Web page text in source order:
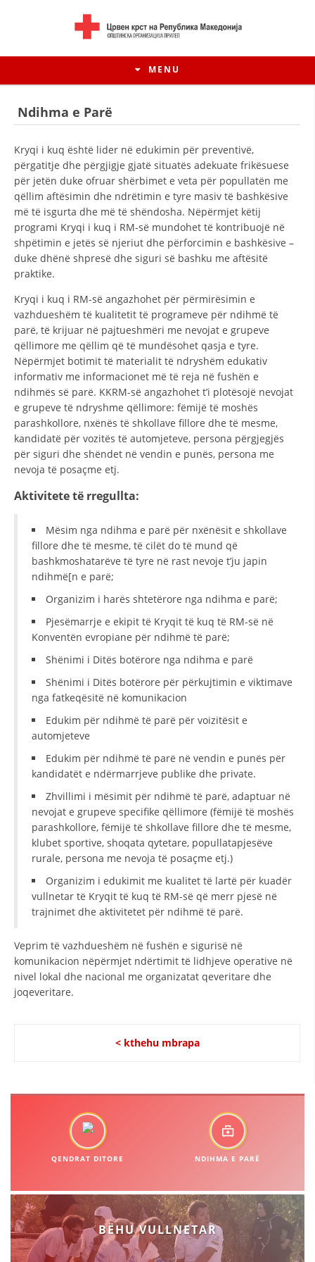
MENU
HISTORIA E LËVIZJES
STRUKTURA E ORGANIZATËS
KONTAKT INFORMACIONE
ANËTARËSIMI NË STRUKTURAT PROFESIONALE
STATUTI I KRYQIT TË KUQ
ORGANIZIMI DHE ZHVILLIMI
KUVENDI
STRUKTURA DHE STRUKTURA ORGANIZATIVE
PROMOVIMI I VLERAVE HUMANE
PËRDORIMIN DHE MBROJTJEN E STEMËS
SOCIALO-HUMANITARE
SI TË JEPNI DONACIONE
PËRGATITSHMËRI DHE VEPRIM GJATË KATASTROFAVE
EKIPE PËRGJIGJE DISASTER
STACIONIN E UJIT SHPËTIMIT – VODNO
EOK E CK
PROJEKTE
MARRDHËNJE ME PUBLIKUN
HULUMTIMI I OPINIONIT PUBLIK
PROJEKTE
KUSH JEMI NE
Ndihma e Parë
Kryqi i kuq është lider në edukimin për preventivë,
përgatitje dhe përgjigje gjatë situatës adekuate frikësuese
për jetën duke ofruar shërbimet e veta për popullatën me
qëllim aftësimin dhe ndrëtimin e tyre masiv të bashkësive
më të isgurta dhe më të shëndosha. Nëpërmjet këtij
programi Kryqi i kuq i RM-së mundohet të kontribuojë në
shpëtimin e jetës së njeriut dhe përforcimin e bashkësive –
duke dhënë shpresë dhe siguri së bashku me aftësitë
praktike.
Kryqi i kuq i RM-së angazhohet për përmirësimin e
vazhdueshëm të kualitetit të programeve për ndihmë të
parë, të krijuar në pajtueshmëri me nevojat e grupeve
qëllimore me qëllim që të mundësohet qasja e tyre.
Nëpërmjet botimit të materialit të ndryshëm edukativ
informativ me informacionet më të reja në fushën e
ndihmës së parë. KKRM-së angazhohet t’i plotësojë nevojat
e grupeve të ndryshme qëllimore: fëmijë të moshës
parashkollore, nxënës të shkollave fillore dhe të mesme,
kandidatë për vozitës të automjeteve, persona përgjegjës
për siguri dhe shëndet në vendin e punës, persona me
nevoja të posaçme etj.
Aktivitete të rregullta:
Mësim nga ndihma e parë për nxënësit e shkollave
fillore dhe të mesme, të cilët do të mund që
bashkmoshatarëve të tyre në rast nevoje t’ju japin
ndihmë[n e parë;
Organizim i harës shtetërore nga ndihma e parë;
Pjesëmarrje e ekipit të Kryqit të kuq të RM-së në
Konventën evropiane për ndihmë të parë;
Shënimi i Ditës botërore nga ndihma e parë
Shënimi i Ditës botërore për përkujtimin e viktimave
nga fatkeqësitë në komunikacion
Edukim për ndihmë të parë për voizitësit e
automjeteve
Edukim për ndihmë të parë në vendin e punës për
kandidatët e ndërmarrjeve publike dhe private.
Zhvillimi i mësimit për ndihmë të parë, adaptuar në
nevojat e grupeve specifike qëllimore (fëmijë të moshës
parashkollore, fëmijë të shkollave fillore dhe të mesme,
klubet sportive, shoqata qytetare, popullatapjesëve
rurale, persona me nevoja të posaçme etj.)
Organizim i edukimit me kualitet të lartë për kuadër
vullnetar të Kryqit të kuq të RM-së që merr pjesë në
trajnimet dhe aktivitetet për ndihmë të parë.
Veprim të vazhdueshëm në fushën e sigurisë në
komunikacion nëpërmjet ndërtimit të lidhjeve operative në
nivel lokal dhe nacional me organizatat qeveritare dhe
joqeveritare.
< kthehu mbrapa
QENDRAT DITORE NDIHMA E PARË
BËHU VULLNETAR